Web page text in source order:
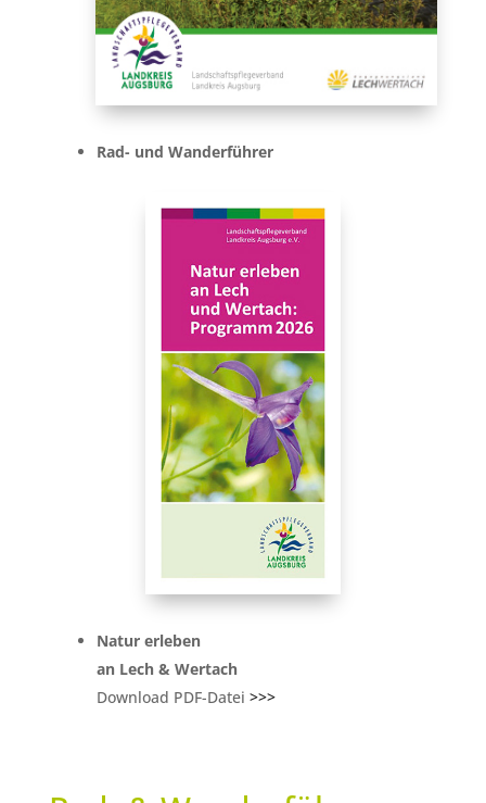
Rad- und Wanderführer
Natur erleben
an Lech & Wertach
Download PDF-Datei >>>